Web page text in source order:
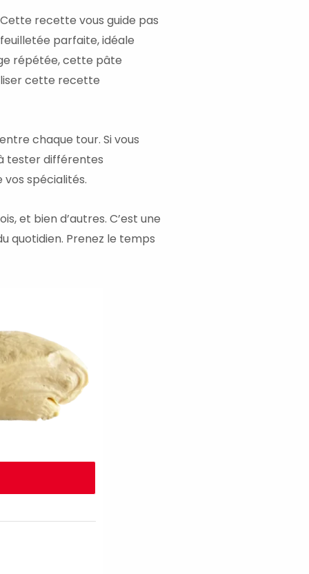
recette vous guide pas
parfaite, idéale
répétée, cette pâte
cette recette
chaque tour. Si vous
tester différentes
vos spécialités.
et bien d’autres. C’est une
quotidien. Prenez le temps